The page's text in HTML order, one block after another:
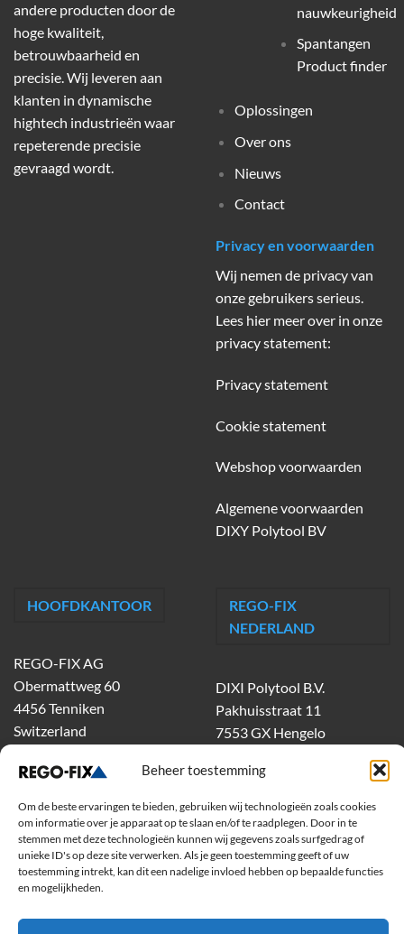
Beheer toestemming
Om de beste ervaringen te bieden, gebruiken wij technologieën zoals cookies
om informatie over je apparaat op te slaan en/of te raadplegen. Door in te
stemmen met deze technologieën kunnen wij gegevens zoals surfgedrag of
unieke ID's op deze site verwerken. Als je geen toestemming geeft of uw
toestemming intrekt, kan dit een nadelige invloed hebben op bepaalde functies
en mogelijkheden.
andere producten door de
hoge kwaliteit,
betrouwbaarheid en
precisie. Wij leveren aan
klanten in dynamische
hightech industrieën waar
repeterende precisie
gevraagd wordt.
nauwkeurigheid
Spantangen
Product finder
Oplossingen
Over ons
Nieuws
Contact
Privacy en voorwaarden
Wij nemen de privacy van
onze gebruikers serieus.
Lees hier meer over in onze
privacy statement:
Privacy statement
Cookie statement
Webshop voorwaarden
Algemene voorwaarden
DIXY Polytool BV
HOOFDKANTOOR
REGO-FIX AG
Obermattweg 60
4456 Tenniken
Switzerland
REGO-FIX
NEDERLAND
DIXI Polytool B.V.
Pakhuisstraat 11
7553 GX Hengelo
dixiholland@dixi.com
www.dixipolytool.com
Volg ons op Youtube
Volg ons op Linkedin